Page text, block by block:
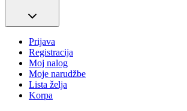
Prijava
Registracija
Moj nalog
Moje narudžbe
Lista želja
Korpa